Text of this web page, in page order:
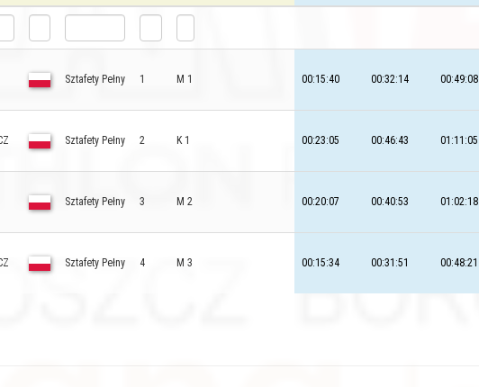
Sztafety Pełny 1 M 1 00:15:40 00:32:14 00:49:08
Sztafety Pełny 2 K 1 00:23:05 00:46:43 01:11:05
Sztafety Pełny 3 M 2 00:20:07 00:40:53 01:02:18
Sztafety Pełny 4 M 3 00:15:34 00:31:51 00:48:21